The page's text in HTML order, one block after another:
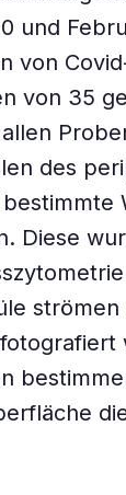
und
von
von 35
des
Diese